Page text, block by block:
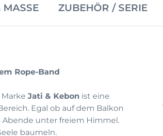
ZUBEHÖR / SERIE
Rope-Band
Jati & Kebon ist eine
Egal ob auf dem Balkon
Abende unter freiem Himmel.
baumeln.